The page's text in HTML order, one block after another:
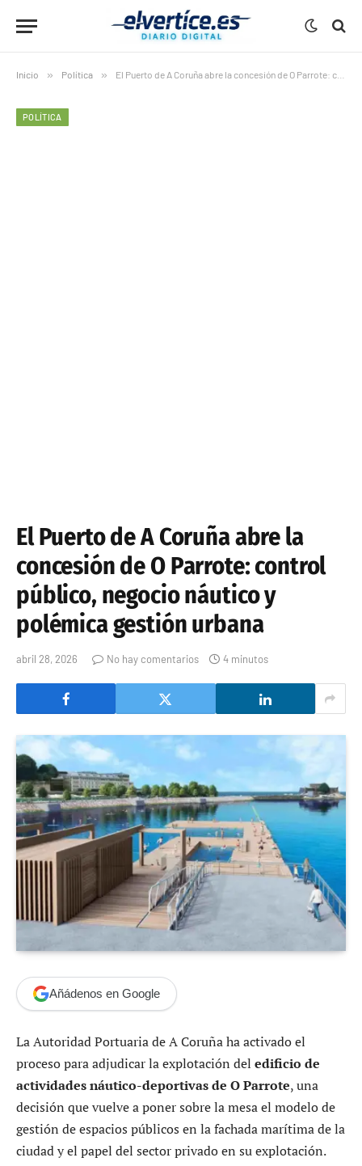
Inicio » Política » El Puerto de A Coruña abre la concesión de O Parrote: control público, negocio náutico y polémica gestión urbana
POLÍTICA
El Puerto de A Coruña abre la
concesión de O Parrote: control
público, negocio náutico y
polémica gestión urbana
abril 28, 2026 No hay comentarios 4 minutos
Añádenos en Google
La Autoridad Portuaria de A Coruña ha activado el
proceso para adjudicar la explotación del edificio de
actividades náutico-deportivas de O Parrote, una
decisión que vuelve a poner sobre la mesa el modelo de
gestión de espacios públicos en la fachada marítima de la
ciudad y el papel del sector privado en su explotación.